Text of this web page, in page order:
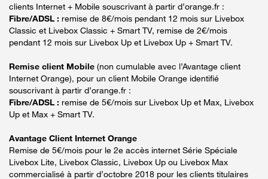
clients Internet + Mobile souscrivant à partir d’orange.fr :
Fibre/ADSL : remise de 8€/mois pendant 12 mois sur Livebox
Classic et Livebox Classic + Smart TV, remise de 2€/mois
pendant 12 mois sur Livebox Up et Livebox Up + Smart TV.
Remise client Mobile (non cumulable avec l’Avantage client
Internet Orange), pour un client Mobile Orange identifié
souscrivant à partir d’orange.fr :
Fibre/ADSL : remise de 5€/mois sur Livebox Up et Max, Livebox
Up et Max + Smart TV.
Avantage Client Internet Orange
Remise de 5€/mois pour le 2e accès internet Série Spéciale
Livebox Lite, Livebox Classic, Livebox Up ou Livebox Max
commercialisé à partir d’octobre 2018 pour les clients titulaires